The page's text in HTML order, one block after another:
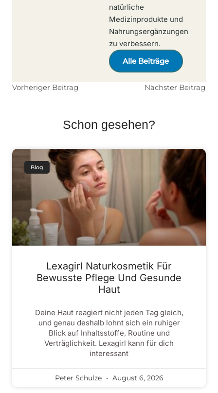
natürliche
Medizinprodukte und
Nahrungsergänzungen
zu verbessern.
Alle Beiträge
Vorheriger Beitrag Nächster Beitrag
Schon gesehen?
Blog
Lexagirl Naturkosmetik Für
Bewusste Pflege Und Gesunde
Haut
Deine Haut reagiert nicht jeden Tag gleich,
und genau deshalb lohnt sich ein ruhiger
Blick auf Inhaltsstoffe, Routine und
Verträglichkeit. Lexagirl kann für dich
interessant
Peter Schulze August 6, 2026